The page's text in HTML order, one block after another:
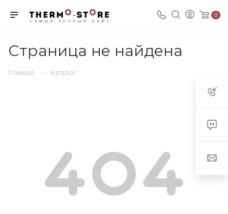
0
Страница не найдена
Главная — Каталог